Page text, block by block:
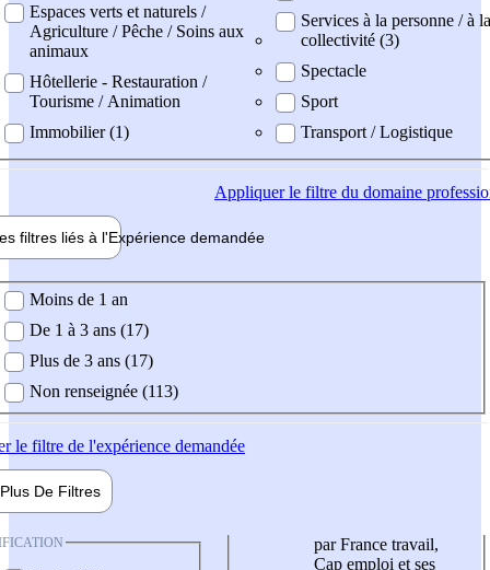
Espaces verts et naturels /
Agriculture / Pêche / Soins aux
animaux
Hôtellerie - Restauration /
Tourisme / Animation
Immobilier (1)
Services à la personne / à la
collectivité (3)
Spectacle
Sport
Transport / Logistique
Appliquerle filtre du domaine
filtres liés à l'Expérience demandée
demandée
Moins de 1 an
De 1 à 3 ans (17)
Plus de 3 ans (17)
Non renseignée (113)
le filtre de l'expérience demandée
Plus De Filtres
par France travail,
Cap emploi et ses